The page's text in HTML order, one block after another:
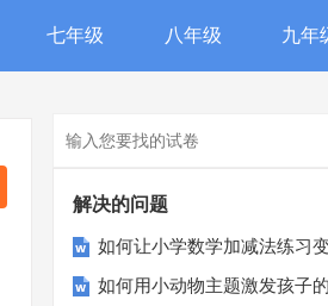
七年级 八年级 九年
解决的问题
如何让小学数学加减法练习
如何用小动物主题激发孩子